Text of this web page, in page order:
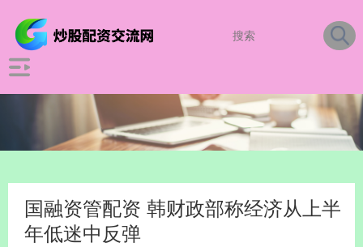
国融资管配资 韩财政部称经济从上半
年低迷中反弹